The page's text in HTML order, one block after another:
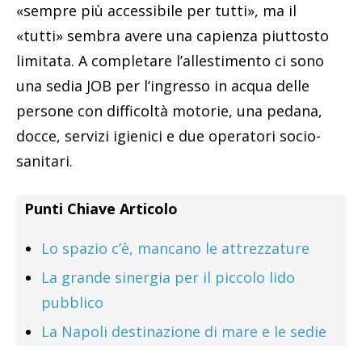
«sempre più accessibile per tutti», ma il
«tutti» sembra avere una capienza piuttosto
limitata. A completare l’allestimento ci sono
una sedia JOB per l’ingresso in acqua delle
persone con difficoltà motorie, una pedana,
docce, servizi igienici e due operatori socio-
sanitari.
Punti Chiave Articolo
Lo spazio c’è, mancano le attrezzature
La grande sinergia per il piccolo lido
pubblico
La Napoli destinazione di mare e le sedie